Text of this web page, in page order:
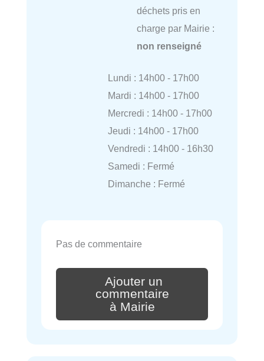
déchets pris en
charge par Mairie :
non renseigné
Lundi : 14h00 - 17h00
Mardi : 14h00 - 17h00
Mercredi : 14h00 - 17h00
Jeudi : 14h00 - 17h00
Vendredi : 14h00 - 16h30
Samedi : Fermé
Dimanche : Fermé
Pas de commentaire
Ajouter un
commentaire
à Mairie